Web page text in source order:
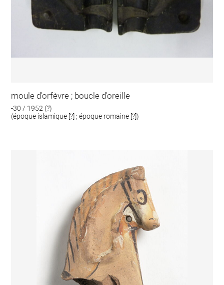
moule d'orfèvre ; boucle d'oreille
-30 / 1952 (?)
(époque islamique [?] ; époque romaine [?])